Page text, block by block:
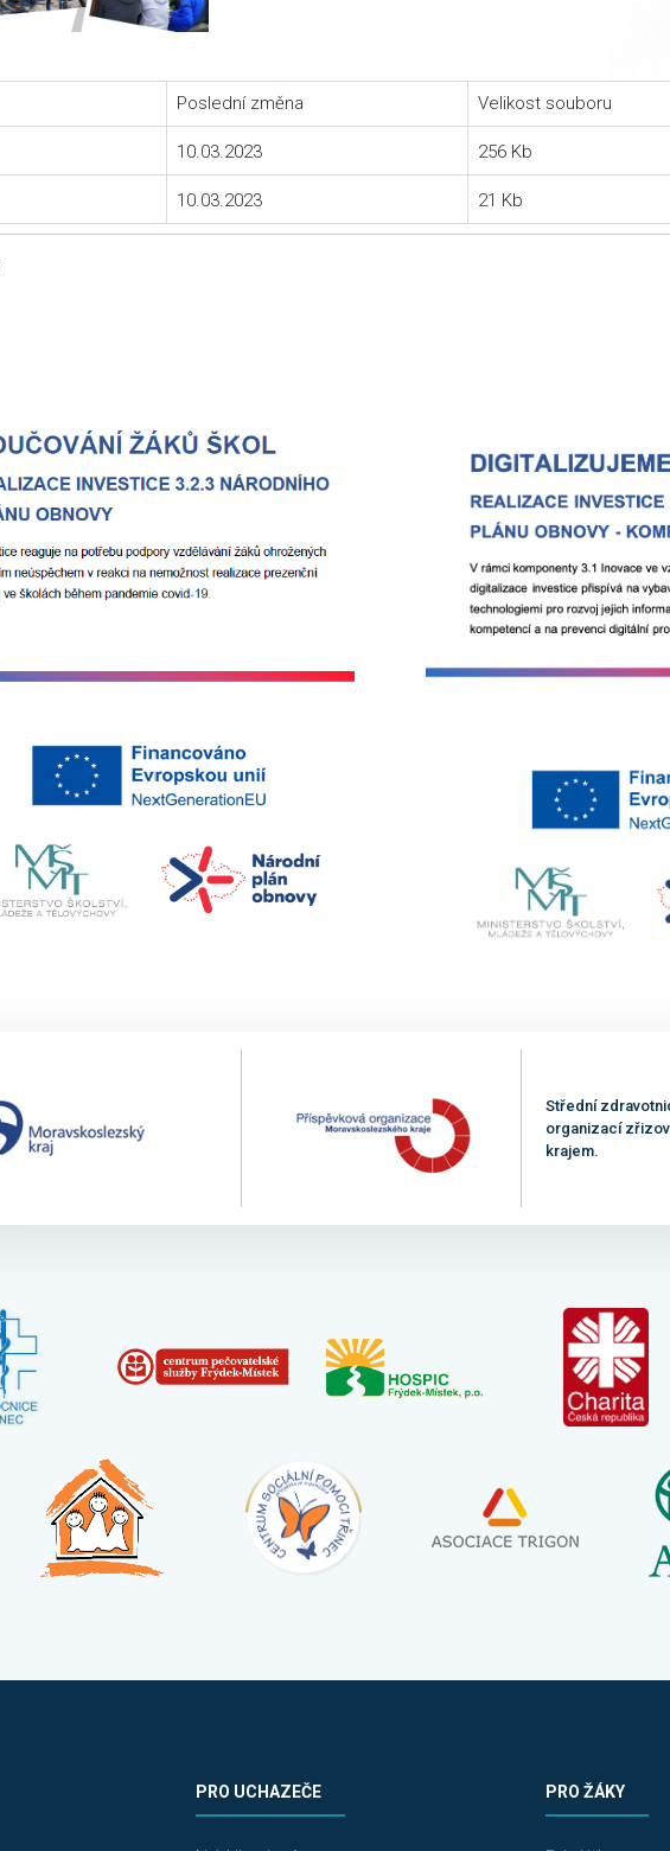
Poslední změna Velikost souboru
10.03.2023 256 Kb
10.03.2023 21 Kb
Střední
organizací
krajem.
PRO UCHAZEČE PRO ŽÁKY